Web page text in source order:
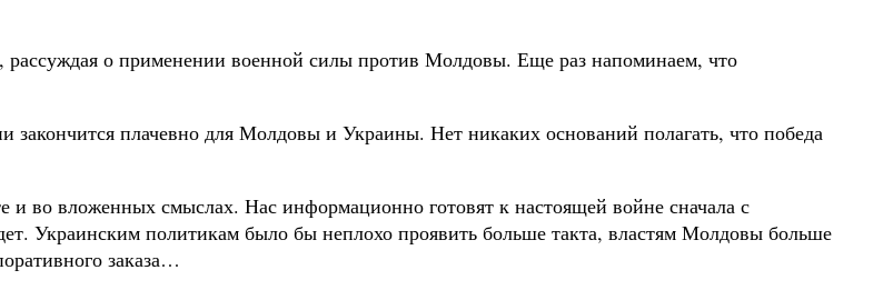
о применении военной силы против Молдовы. Еще раз напоминаем, что
закончится плачевно для Молдовы и Украины. Нет никаких оснований полагать, что победа
во вложенных смыслах. Нас информационно готовят к настоящей войне сначала с
Украинским политикам было бы неплохо проявить больше такта, властям Молдовы больше
заказа…